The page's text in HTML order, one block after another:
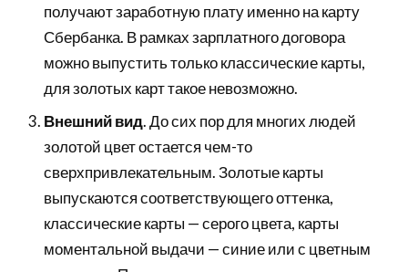
получают заработную плату именно на карту
Сбербанка. В рамках зарплатного договора
можно выпустить только классические карты,
для золотых карт такое невозможно.
Внешний вид. До сих пор для многих людей
золотой цвет остается чем-то
сверхпривлекательным. Золотые карты
выпускаются соответствующего оттенка,
классические карты — серого цвета, карты
моментальной выдачи — синие или с цветным